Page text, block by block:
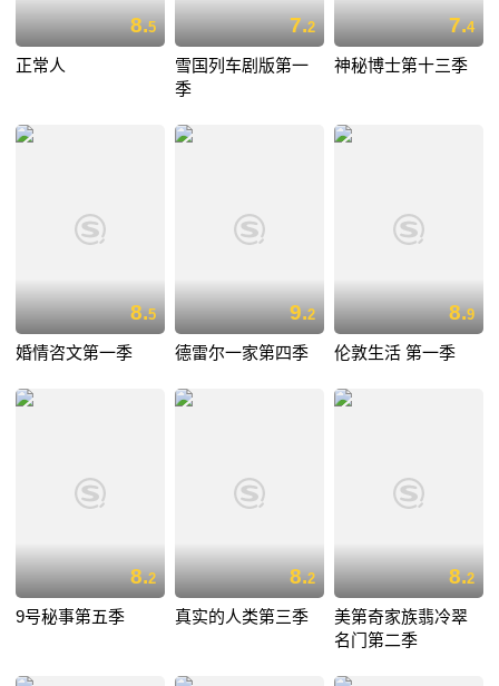
8.5
正常人
7.2
雪国列车剧版第一
季
7.4
神秘博士第十三季
8.5
婚情咨文第一季
9.2
德雷尔一家第四季
8.9
伦敦生活 第一季
8.2
9号秘事第五季
8.2
真实的人类第三季
8.2
美第奇家族翡冷翠
名门第二季